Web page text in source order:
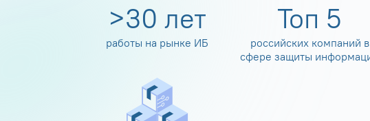
>30 лет
работы на рынке ИБ
Топ 5
российских компаний в
сфере защиты